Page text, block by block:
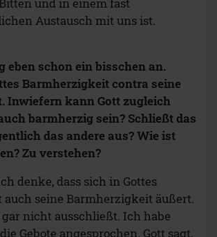
und in einem fast
Austausch mit uns ist.
eben schon ein bisschen an.
Barmherzigkeit contra seine
Inwiefern kann Gott zugleich
barmherzig sein? Schließt das
das andere aus? Wie ist
Zu verstehen?
denke, dass sich in Gottes
auch seine Barmherzigkeit äußert.
gar nicht ausschließt. Ich habe
Gebote angesprochen. Gott sagt,